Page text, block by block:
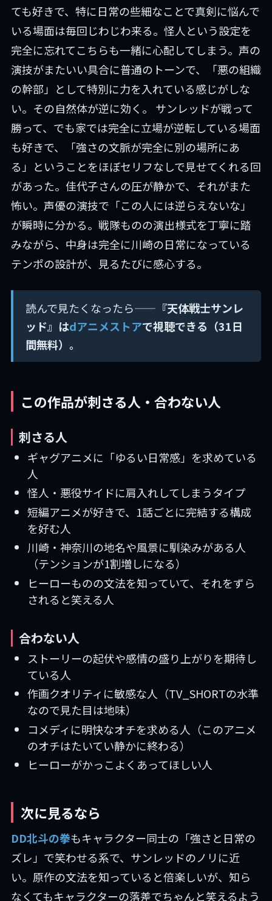
ても好きで、特に日常の些細なことで真剣に悩んで
いる場面は毎回じわじわ来る。怪人という設定を
完全に忘れてこちらも一緒に心配してしまう。声の
演技がまたいい具合に普通のトーンで、「悪の組織
の幹部」として特別に力を入れている感じがしな
い。その自然体が逆に効く。 サンレッドが戦って
勝って、でも家では完全に立場が逆転している場面
も好きで、「強さの文脈が完全に別の場所にあ
る」ということをほぼセリフなしで見せてくれる回
があった。佳代子さんの圧が静かで、それがまた
怖い。声優の演技で「この人には逆らえないな」
が瞬時に分かる。戦隊ものの演出様式を丁寧に踏
みながら、中身は完全に川崎の日常になっている
テンポの設計が、見るたびに感心する。
読んで見たくなったら—— 『天体戦士サンレ
ッド』はdアニメストアで視聴できる（31日
間無料）。
この作品が刺さる人・合わない人
刺さる人
ギャグアニメに「ゆるい日常感」を求めている
人
怪人・悪役サイドに肩入れしてしまうタイプ
短編アニメが好きで、1話ごとに完結する構成
を好む人
川崎・神奈川の地名や風景に馴染みがある人
（テンションが1割増しになる）
ヒーローものの文法を知っていて、それをずら
されると笑える人
合わない人
ストーリーの起伏や感情の盛り上がりを期待し
ている人
作画クオリティに敏感な人（TV_SHORTの水準
なので見た目は地味）
コメディに明快なオチを求める人（このアニメ
のオチはたいてい静かに終わる）
ヒーローがかっこよくあってほしい人
次に見るなら
DD北斗の拳もキャラクター同士の「強さと日常の
ズレ」で笑わせる系で、サンレッドのノリに近
い。原作の文法を知っていると倍楽しいが、知ら
なくてもキャラクターの落差でちゃんと笑えるよう